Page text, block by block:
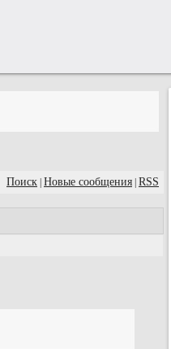
Поиск Новые сообщения RSS